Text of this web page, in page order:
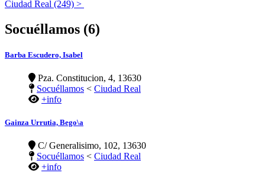
Ciudad Real (249) >
Socuéllamos (6)
Barba Escudero, Isabel
Pza. Constitucion, 4, 13630
Socuéllamos < Ciudad Real
+info
Gainza Urrutia, Bego\a
C/ Generalisimo, 102, 13630
Socuéllamos < Ciudad Real
+info